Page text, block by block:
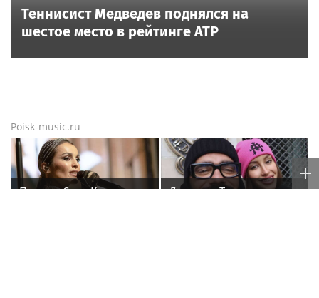
Теннисист Медведев поднялся на
шестое место в рейтинге ATP
Poisk-music.ru
Певица Сати Казанова
Девушка Тимати